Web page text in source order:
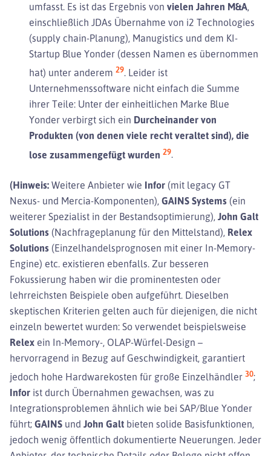
umfasst. Es ist das Ergebnis von vielen Jahren M&A,
einschließlich JDAs Übernahme von i2 Technologies
(supply chain-Planung), Manugistics und dem KI-
Startup Blue Yonder (dessen Namen es übernommen
hat) unter anderem 29. Leider ist
Unternehmenssoftware nicht einfach die Summe
ihrer Teile: Unter der einheitlichen Marke Blue
Yonder verbirgt sich ein Durcheinander von
Produkten (von denen viele recht veraltet sind), die
lose zusammengefügt wurden 29.
(Hinweis: Weitere Anbieter wie Infor (mit legacy GT
Nexus- und Mercia-Komponenten), GAINS Systems (ein
weiterer Spezialist in der Bestandsoptimierung), John Galt
Solutions (Nachfrageplanung für den Mittelstand), Relex
Solutions (Einzelhandelsprognosen mit einer In-Memory-
Engine) etc. existieren ebenfalls. Zur besseren
Fokussierung haben wir die prominentesten oder
lehrreichsten Beispiele oben aufgeführt. Dieselben
skeptischen Kriterien gelten auch für diejenigen, die nicht
einzeln bewertet wurden: So verwendet beispielsweise
Relex ein In-Memory-, OLAP-Würfel-Design –
hervorragend in Bezug auf Geschwindigkeit, garantiert
jedoch hohe Hardwarekosten für große Einzelhändler 30;
Infor ist durch Übernahmen gewachsen, was zu
Integrationsproblemen ähnlich wie bei SAP/Blue Yonder
führt; GAINS und John Galt bieten solide Basisfunktionen,
jedoch wenig öffentlich dokumentierte Neuerungen. Jeder